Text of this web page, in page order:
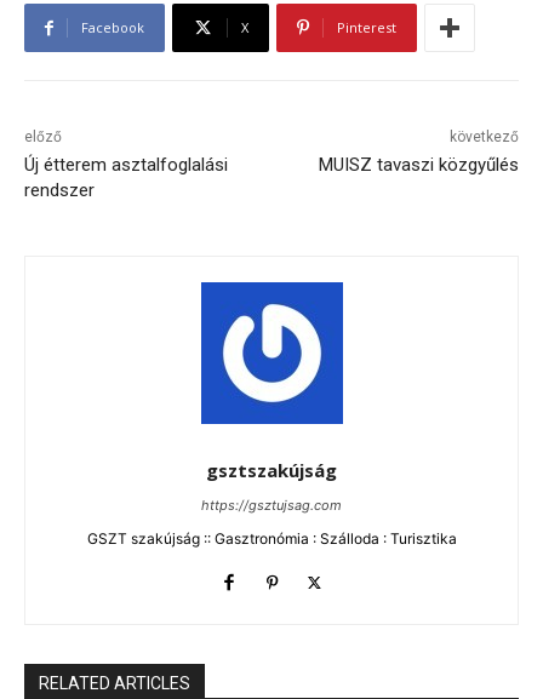
Facebook X Pinterest
előző
Új étterem asztalfoglalási
rendszer
következő
MUISZ tavaszi közgyűlés
gsztszakújság
https://gsztujsag.com
GSZT szakújság :: Gasztronómia : Szálloda : Turisztika
RELATED ARTICLES